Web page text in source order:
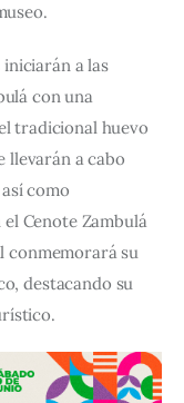
iniciarán a las
con una
tradicional huevo
llevarán a cabo
como
Cenote Zambulá
conmemorará su
destacando su